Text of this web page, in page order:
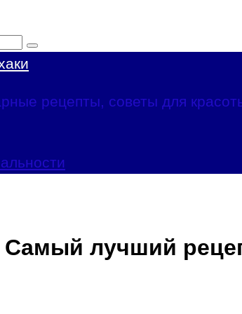
рецепты, советы для
Самый лучший